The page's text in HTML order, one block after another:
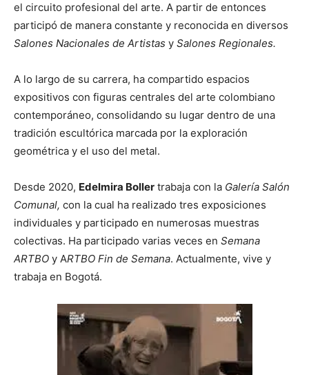
el circuito profesional del arte. A partir de entonces
participó de manera constante y reconocida en diversos
Salones Nacionales de Artistas y Salones Regionales.
A lo largo de su carrera, ha compartido espacios
expositivos con figuras centrales del arte colombiano
contemporáneo, consolidando su lugar dentro de una
tradición escultórica marcada por la exploración
geométrica y el uso del metal.
Desde 2020, Edelmira Boller trabaja con la Galería Salón
Comunal, con la cual ha realizado tres exposiciones
individuales y participado en numerosas muestras
colectivas. Ha participado varias veces en Semana
ARTBO y ARTBO Fin de Semana. Actualmente, vive y
trabaja en Bogotá.